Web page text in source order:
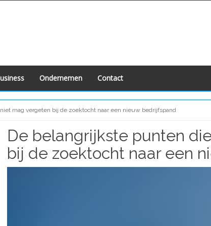
Ondernemen Contact
mag vergeten bij de zoektocht naar een nieuw bedrijfspand
De belangrijkste punten
bij de zoektocht naar een